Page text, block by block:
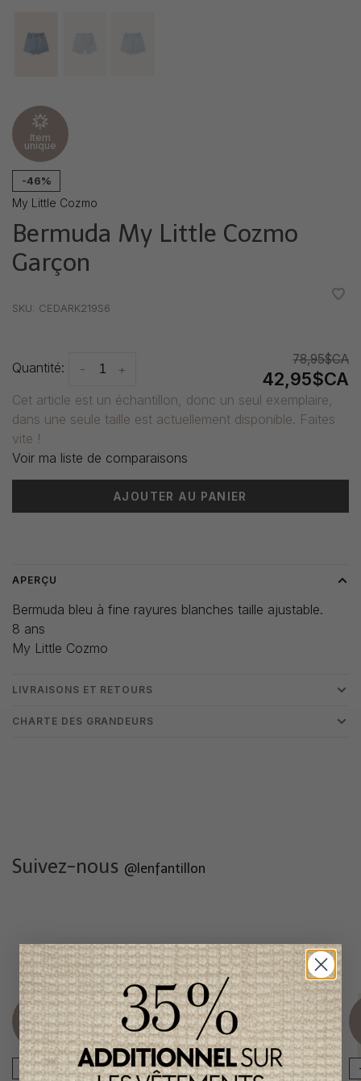
Item
unique
-46%
My Little Cozmo
Bermuda My Little Cozmo
Garçon
SKU: CEDARK219S6
Quantité: +
-
78,95$CA
42,95$CA
Cet article est un échantillon, donc un seul exemplaire,
dans une seule taille est actuellement disponible. Faites
vite !
Voir ma liste de comparaisons
AJOUTER AU PANIER
APERÇU
Bermuda bleu à fine rayures blanches taille ajustable.
8 ans
My Little Cozmo
LIVRAISONS ET RETOURS
CHARTE DES GRANDEURS
Suivez-nous @lenfantillon
Produits connexes
Item
unique
-46%
Item
unique
-46%